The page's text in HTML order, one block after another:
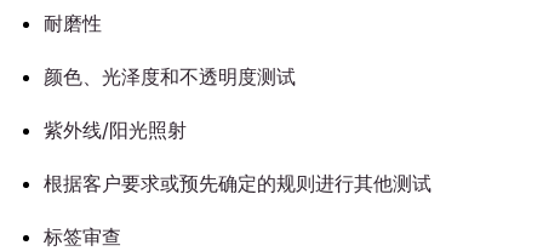
耐磨性
颜色、光泽度和不透明度测试
紫外线/阳光照射
根据客户要求或预先确定的规则进行其他测试
标签审查